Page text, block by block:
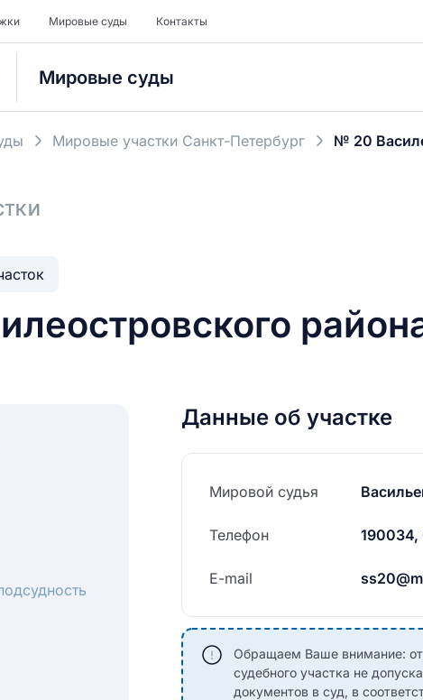
Мировые суды Контакты
Мировые суды
Мировые участки Санкт-Петербург № 20
Данные об участке
Мировой судья
Телефон 190034,
E-mail
Обращаем Ваше внимание:
судебного участка не
документов в суд, в